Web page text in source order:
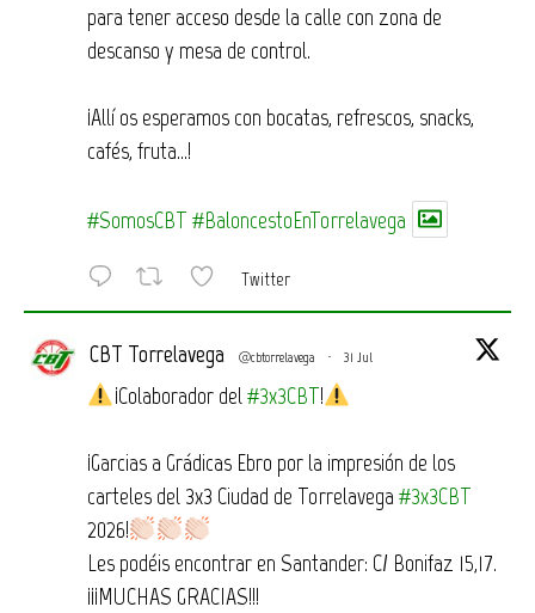
para tener acceso desde la calle con zona de
descanso y mesa de control.
¡Allí os esperamos con bocatas, refrescos, snacks,
cafés, fruta…!
#SomosCBT #BaloncestoEnTorrelavega
Twitter
CBT Torrelavega @cbtorrelavega · 31 Jul
¡Colaborador del#3x3CBT!
¡Garcias a Grádicas Ebro por la impresión de los
carteles del 3x3 Ciudad de Torrelavega#3x3CBT
2026!
Les podéis encontrar en Santander: C/ Bonifaz 15,17.
¡¡¡MUCHAS GRACIAS!!!